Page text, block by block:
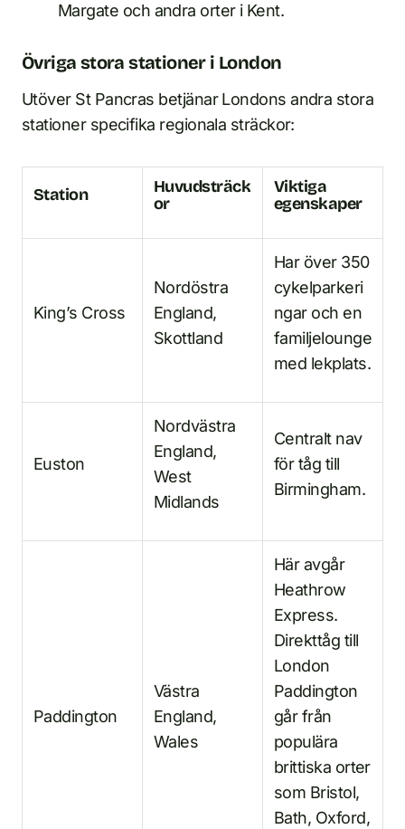
Margate och andra orter i Kent.
Övriga stora stationer i London
Utöver St Pancras betjänar Londons andra stora
stationer specifika regionala sträckor:
Station
Huvudsträck
or
Viktiga
egenskaper
King’s Cross
Nordöstra
England,
Skottland
Har över 350
cykelparkeri
ngar och en
familjelounge
med lekplats.
Euston
Nordvästra
England,
West
Midlands
Centralt nav
för tåg till
Birmingham.
Paddington
Västra
England,
Wales
Här avgår
Heathrow
Express.
Direkttåg till
London
Paddington
går från
populära
brittiska orter
som Bristol,
Bath, Oxford,